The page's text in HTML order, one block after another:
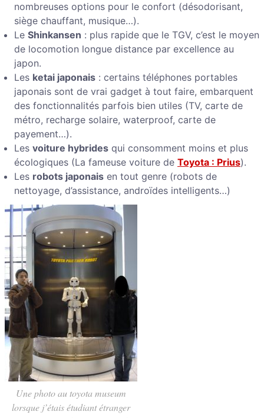
nombreuses options pour le confort (désodorisant,
siège chauffant, musique…).
Le Shinkansen : plus rapide que le TGV, c’est le moyen
de locomotion longue distance par excellence au
japon.
Les ketai japonais : certains téléphones portables
japonais sont de vrai gadget à tout faire, embarquent
des fonctionnalités parfois bien utiles (TV, carte de
métro, recharge solaire, waterproof, carte de
payement…).
Les voiture hybrides qui consomment moins et plus
écologiques (La fameuse voiture de Toyota : Prius).
Les robots japonais en tout genre (robots de
nettoyage, d’assistance, androïdes intelligents…)
Une photo au toyota museum
lorsque j’étais étudiant étranger